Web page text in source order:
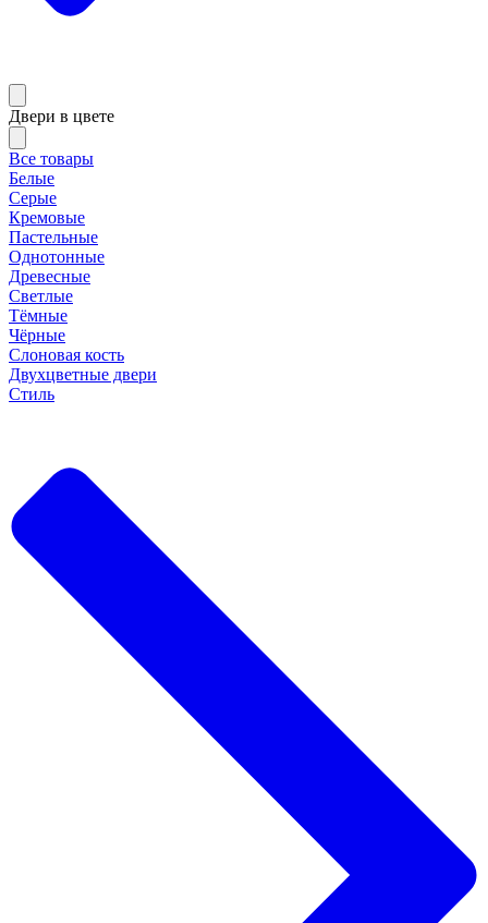
Двери в цвете
Все товары
Белые
Серые
Кремовые
Пастельные
Однотонные
Древесные
Светлые
Тёмные
Чёрные
Слоновая кость
Двухцветные двери
Стиль